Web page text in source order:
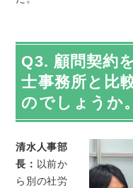
Q3. 顧問契約
士事務所と比
のでしょうか。
清水人事部
長： 以前か
ら別の社労